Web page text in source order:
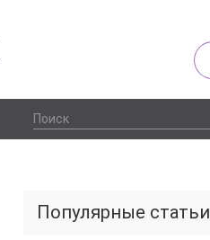
Популярные статьи